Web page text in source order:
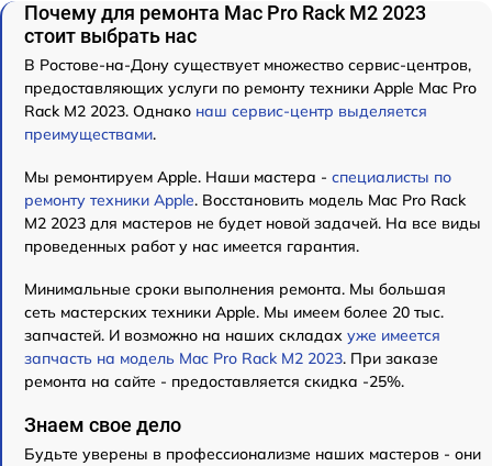
Почему для ремонта Mac Pro Rack M2 2023
стоит выбрать нас
В Ростове-на-Дону существует множество сервис-центров,
предоставляющих услуги по ремонту техники Apple Mac Pro
Rack M2 2023. Однако наш сервис-центр выделяется
преимуществами.
Мы ремонтируем Apple. Наши мастера - специалисты по
ремонту техники Apple. Восстановить модель Mac Pro Rack
M2 2023 для мастеров не будет новой задачей. На все виды
проведенных работ у нас имеется гарантия.
Минимальные сроки выполнения ремонта. Мы большая
сеть мастерских техники Apple. Мы имеем более 20 тыс.
запчастей. И возможно на наших складах уже имеется
запчасть на модель Mac Pro Rack M2 2023. При заказе
ремонта на сайте - предоставляется скидка -25%.
Знаем свое дело
Будьте уверены в профессионализме наших мастеров - они